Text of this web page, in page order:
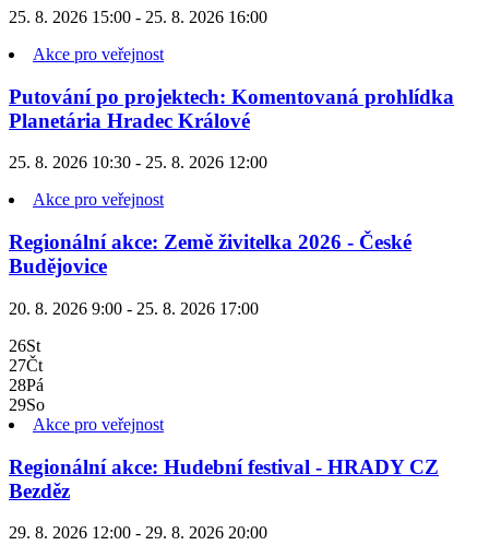
25. 8. 2026 15:00 - 25. 8. 2026 16:00
Akce pro veřejnost
Putování po projektech: Komentovaná prohlídka
Planetária Hradec Králové
25. 8. 2026 10:30 - 25. 8. 2026 12:00
Akce pro veřejnost
Regionální akce: Země živitelka 2026 - České
Budějovice
20. 8. 2026 9:00 - 25. 8. 2026 17:00
26St
27Čt
28Pá
29So
Akce pro veřejnost
Regionální akce: Hudební festival - HRADY CZ
Bezděz
29. 8. 2026 12:00 - 29. 8. 2026 20:00